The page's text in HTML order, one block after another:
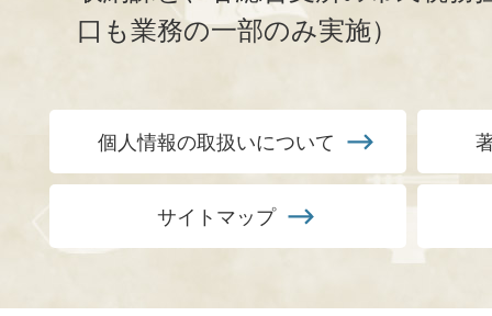
口も業務の一部のみ実施）
個人情報の取扱いについて
サイトマップ